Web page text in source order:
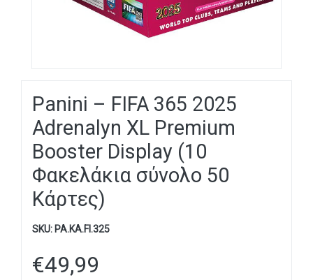
Panini – FIFA 365 2025
Adrenalyn XL Premium
Booster Display (10
Φακελάκια σύνολο 50
Κάρτες)
SKU: PA.KA.FI.325
€49,99